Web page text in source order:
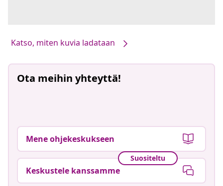
Katso, miten kuvia ladataan
Ota meihin yhteyttä!
Mene ohjekeskukseen
Suositeltu
Keskustele kanssamme